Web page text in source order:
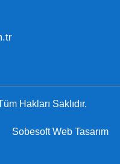
Tüm Hakları Saklıdır.
Sobesoft Web Tasarım